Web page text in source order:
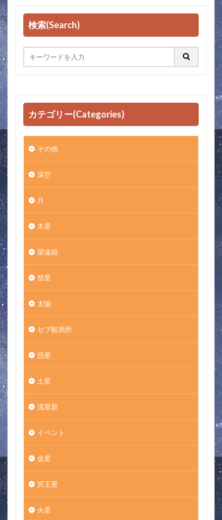
検索(Search)
カテゴリー(Categories)
その他
深空
月
木星
望遠鏡
彗星
太陽
セブ観測所
惑星
土星
流星群
イベント
金星
冥王星
火星